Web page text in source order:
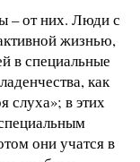
– от них. Люди с
жизнью,
в специальные
как
слуха»; в этих
они учатся в